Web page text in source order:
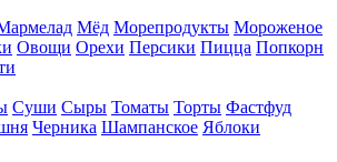
Мёд Морепродукты Мороженое
Овощи Орехи Персики Пицца Попкорн
Суши Сыры Томаты Торты Фастфуд
Черника Шампанское Яблоки